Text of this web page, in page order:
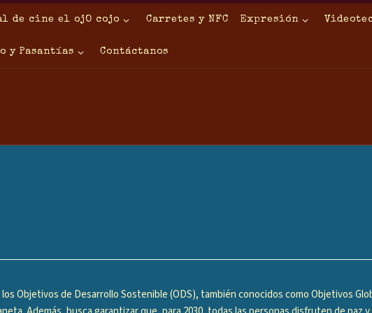
de cine el ojO cojo Carretes y NFC Expresión
y Pasantías Contáctanos
Objetivos de Desarrollo Sostenible (ODS), también conocidos como Objetivos